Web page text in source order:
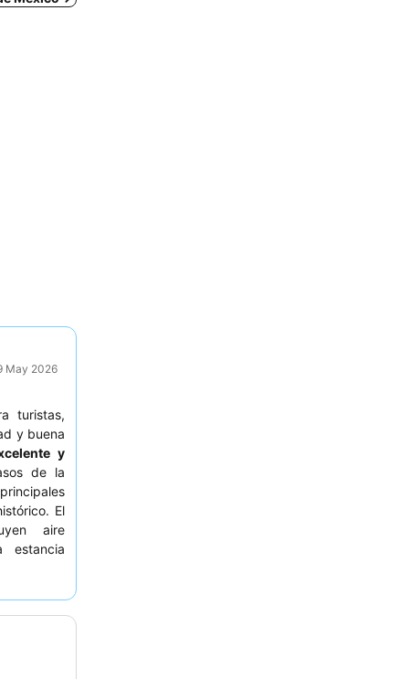
May 2026
turistas,
y buena
y
de la
El
aire
estancia